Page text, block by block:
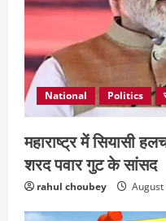
National Politics
महाराष्ट्र में सियासी
शरद पवार गुट के सांसद
rahul choubey August